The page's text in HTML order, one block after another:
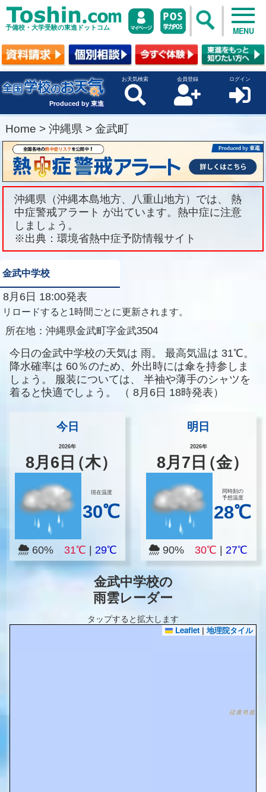
予備校・大学受験の東進ドットコム MENU
Produced by 東進
お天気検索 会員登録 ログイン
Home > 沖縄県 > 金武町
沖縄県（沖縄本島地方、八重山地方）では、 熱
中症警戒アラート が出ています。熱中症に注意
しましょう。
※出典：環境省熱中症予防情報サイト
金武中学校
8月6日 18:00発表
リロードすると1時間ごとに更新されます。
所在地： 沖縄県金武町字金武3504
今日の金武中学校の天気は 雨。 最高気温は 31℃。
降水確率は 60％のため、外出時には傘を持参しま
しょう。
服装については、
半袖や薄手のシャツを
着ると快適でしょう。
（ 8月6日 18時発表）
今日
2026年
8月 6 日（木）
現在温度
30℃
60% 31℃ 29℃
明日
2026年
8月 7 日（金）
同時刻の
予想温度
28℃
90% 30℃ |27℃
金武中学校の
雨雲レーダー
タップすると拡大します
Leaflet | 地理院タイル